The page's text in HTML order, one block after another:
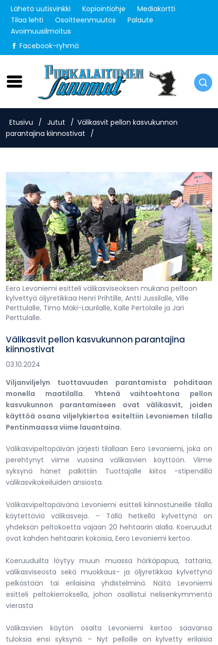
Lähetä uutisvinkki Kopiointiohje
Mediakortti
Tilaa lehti
Osoitteenmuutos
Palaute
Avoimuusilmoitus
Facebook-ryhmä
Torstai 6.8.2026
Etusivu / Jutut / Välikasvit pellon kasvukunnon
parantajina kiinnostivat
/
Eero Levoniemi esitteli välikasviseoksen mukana peltoon
kylvettyä öljyretikkaa Henri Prihtille, Antti Jussilalle, Ville
Perttulalle, Timo Mäki-Laurilalle, Kalle Pertolalle ja Jari
Perttulalle.
Välikasvit pellon kasvukunnon parantajina
kiinnostivat
03.10.2024
Viljanviljelyn tuottavuuden parantamista pohditaan
monella maatilalla. Yhtenä vaihtoehtona pellon
kasvukunnon parantamiseen ovat välikasvit, joiden
käyttöä osana viljelykiertoa esiteltiin Levoniemen tilalla
Pentinmaassa viime lauantaina.
Välikasvipeltopäivän järjesti tilallaan Eero Levoniemi, joka on
perehtynyt viime vuosina välikasvien käyttöön. Viime
syksynä hänet palkittiin Tuottajalle kiitos -stipendillä
välikasvikokeiluiden ansiosta.
Välikasvipeltopäivänä Levoniemi esitteli kiinnostuneille tilalla
käytettäviä välikasveja. – Tällä hetkellä kylvettynä on
yhdeksän peltokoetta vajaan 20 hehtaarin alalla. Koeruudut
ovat kahden hehtaarin kokoisia, Eero Levoniemi kertoo.
Koeruuduilta löytyy muun muassa härkäpapua, tattaria,
välikasviseosta sekä muokkaus- ja öljyretikkaa kylvettynä
pelkästään tai erilaisina yhdistelminä. Näitä Levoniemi
esitteli peltokierroksella, johon osallistui nelisenkymmentä
vierasta
Välikasvien käytön osalta Levoniemi kertoo saavansa
tuloksia ensi syksynä. – Nyt pelloille on kylvetty erilaisia